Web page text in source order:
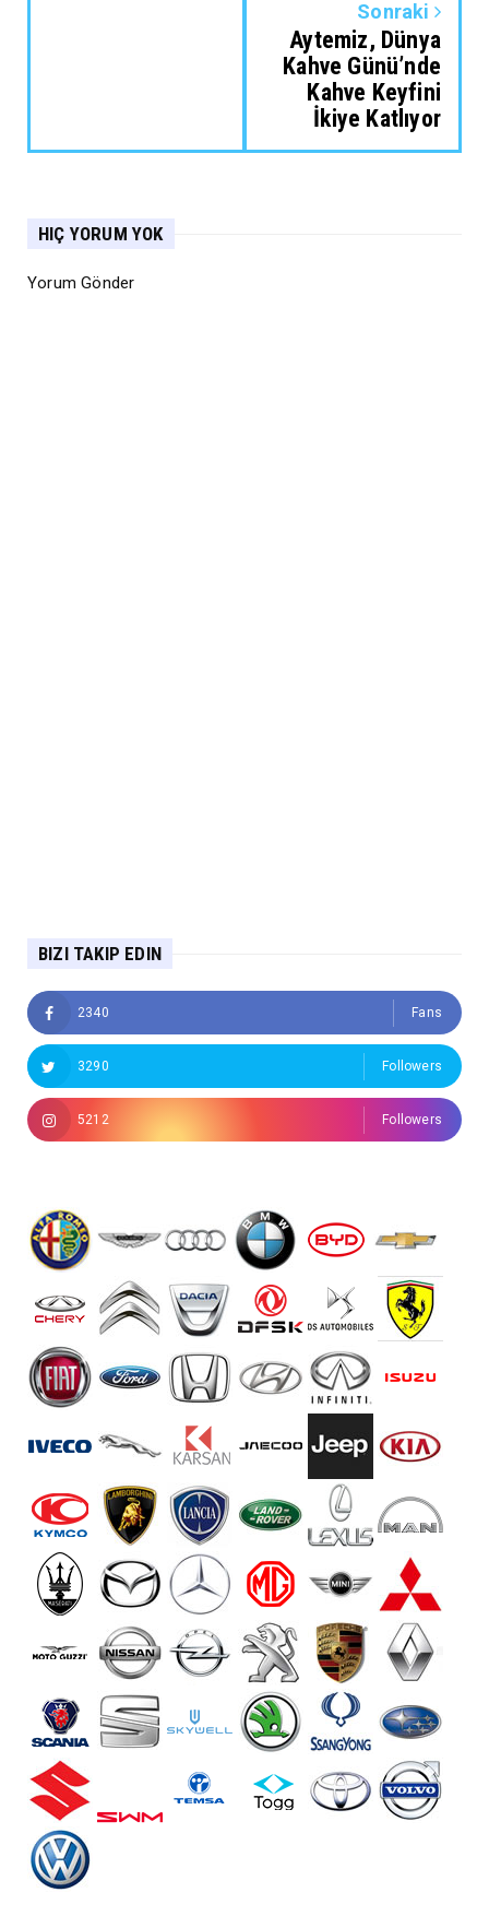
Sonraki
Aytemiz, Dünya
Kahve Günü’nde
Kahve Keyfini
İkiye Katlıyor
HIÇ YORUM YOK
Yorum Gönder
BIZI TAKIP EDIN
2340 Fans
3290 Followers
5212 Followers